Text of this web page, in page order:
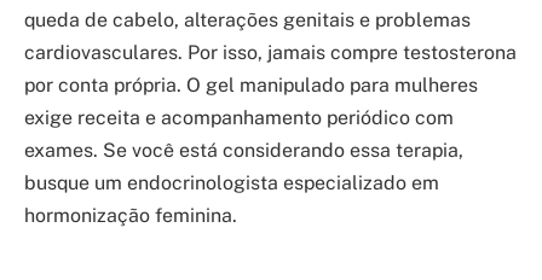
queda de cabelo, alterações genitais e problemas
cardiovasculares. Por isso, jamais compre testosterona
por conta própria. O gel manipulado para mulheres
exige receita e acompanhamento periódico com
exames. Se você está considerando essa terapia,
busque um endocrinologista especializado em
hormonização feminina.